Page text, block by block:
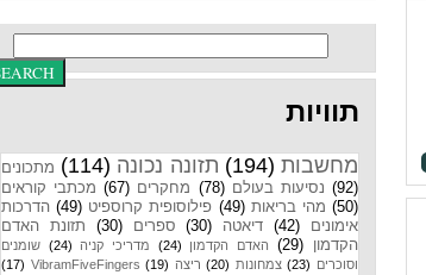
תוויות
מחשבות (194) תזונה נכונה (114) מתכונים
(92) נסיעות בעולם (78) מחקרים (67) מכתבי קוראים
(50) מהי בריאות (49) פילוסופית קרוספיט (49) הדרכות
אימונים
(42) דיאטה (30) ספרים (30)
תזונת האדם
הקדמון (29) האדם הקדמון (24) מדריכי קניה (24) שומנים
וסוכרים (23) צמחונות (20) ריצה (19)
VibramFiveFingers
(17)